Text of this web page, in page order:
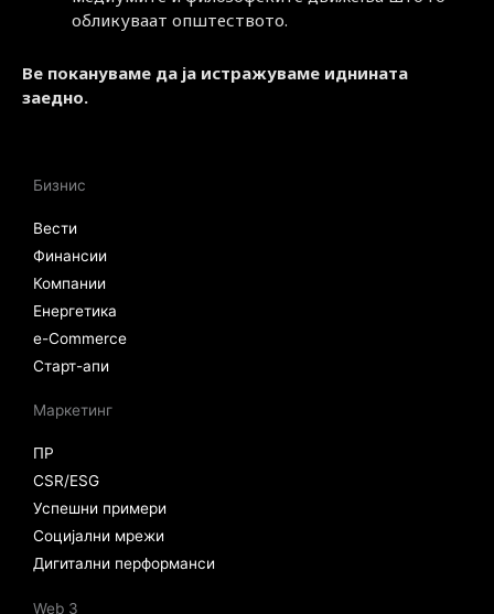
обликуваат општеството.
Ве покануваме да ја истражуваме иднината
заедно.
Бизнис
Вести
Финансии
Компании
Енергетика
e-Commerce
Старт-апи
Маркетинг
ПР
CSR/ESG
Успешни примери
Социјални мрежи
Дигитални перформанси
Web 3